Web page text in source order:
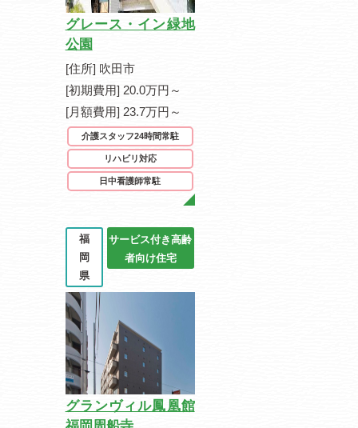
グレース・イン緑地
公園
[住所] 吹田市
[初期費用] 20.0万円～
[月額費用] 23.7万円～
介護スタッフ24時間常駐
リハビリ対応
日中看護師常駐
福
岡
県
サービス付き高齢
者向け住宅
グランヴィル鳳凰館